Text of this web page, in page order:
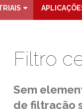
Filtro
Sem
de filtração